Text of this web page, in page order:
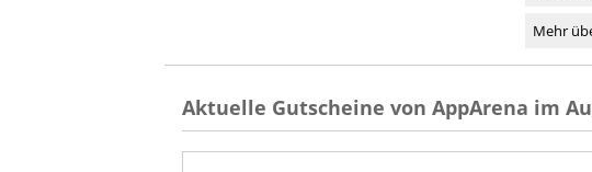
Mehr
Aktuelle Gutscheine von AppArena im